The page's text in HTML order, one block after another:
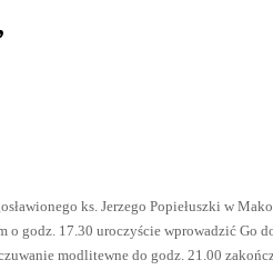
ks. Jerzego Popiełuszki w
godz. 17.30 uroczyście wprowadzić Go
modlitewne do godz. 21.00